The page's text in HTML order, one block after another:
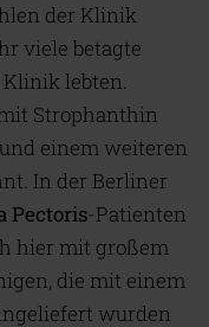
der Klinik
viele betagte
lebten.
Strophanthin
einem weiteren
In der Berliner
Pectoris-Patienten
hier mit großem
die mit einem
wurden